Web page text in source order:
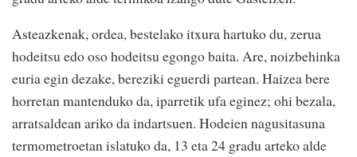
Asteazkenak, ordea, bestelako itxura hartuko du, zerua
hodeitsu edo oso hodeitsu egongo baita. Are, noizbehinka
euria egin dezake, bereziki eguerdi partean. Haizea bere
horretan mantenduko da, iparretik ufa eginez; ohi bezala,
arratsaldean ariko da indartsuen. Hodeien nagusitasuna
termometroetan islatuko da, 13 eta 24 gradu arteko alde